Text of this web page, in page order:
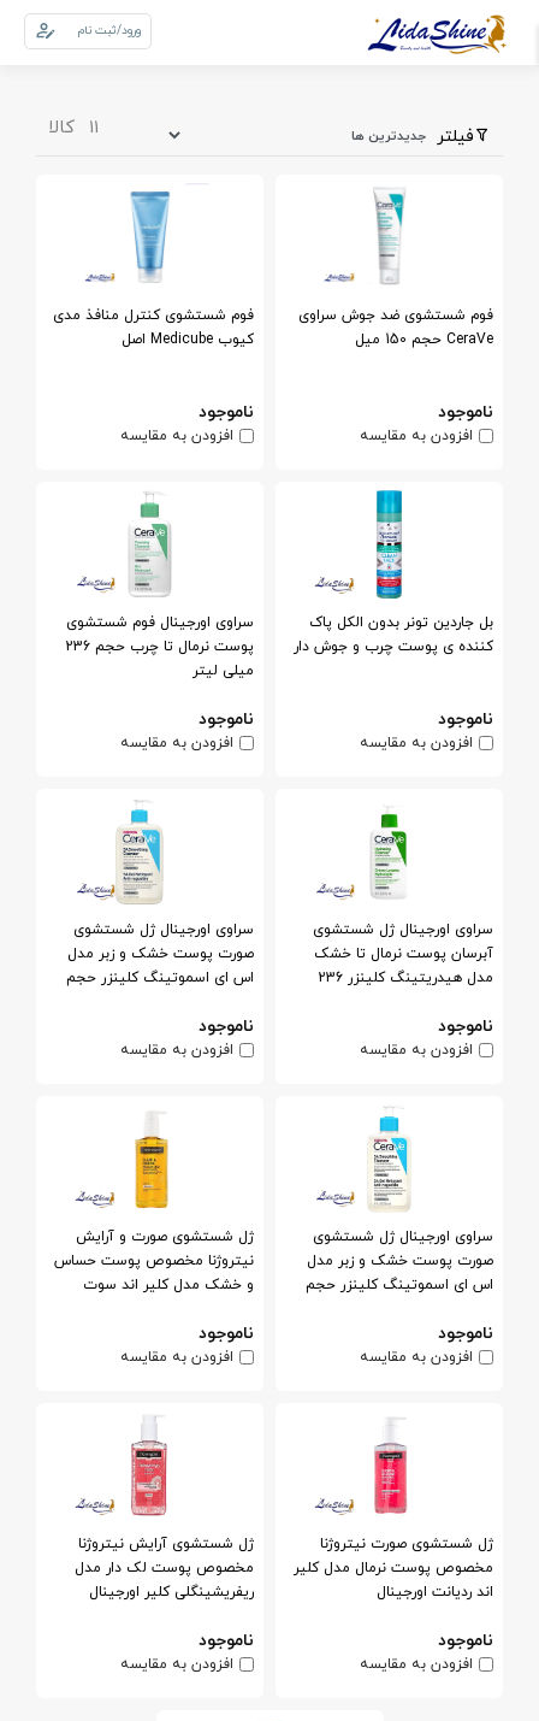
ورود/ثبت نام
سبد خرید
0
فیلتر 11 کالا
فوم شستشوی ضد جوش سراوی
CeraVe حجم 150 میل
ناموجود
افزودن به مقایسه
فوم شستشوی کنترل منافذ مدی
کیوب Medicube اصل
ناموجود
افزودن به مقایسه
بل جاردین تونر بدون الکل پاک
کننده ی پوست چرب و جوش دار
ناموجود
افزودن به مقایسه
سراوی اورجینال فوم شستشوی
پوست نرمال تا چرب حجم 236
میلی لیتر
ناموجود
افزودن به مقایسه
سراوی اورجینال ژل شستشوی
آبرسان پوست نرمال تا خشک
مدل هیدریتینگ کلینزر 236
ناموجود
افزودن به مقایسه
سراوی اورجینال ژل شستشوی
صورت پوست خشک و زبر مدل
اس ای اسموتینگ کلینزر حجم
ناموجود
افزودن به مقایسه
سراوی اورجینال ژل شستشوی
صورت پوست خشک و زبر مدل
اس ای اسموتینگ کلینزر حجم
ناموجود
افزودن به مقایسه
ژل شستشوی صورت و آرایش
نیتروژنا مخصوص پوست حساس
و خشک مدل کلیر اند سوت
ناموجود
افزودن به مقایسه
ژل شستشوی صورت نیتروژنا
مخصوص پوست نرمال مدل کلیر
اند ردیانت اورجینال
ناموجود
افزودن به مقایسه
ژل شستشوی آرایش نیتروژنا
مخصوص پوست لک دار مدل
ریفریشینگلی کلیر اورجینال
ناموجود
افزودن به مقایسه